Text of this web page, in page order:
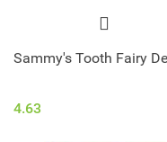
Sammy's Tooth Fairy
4.63